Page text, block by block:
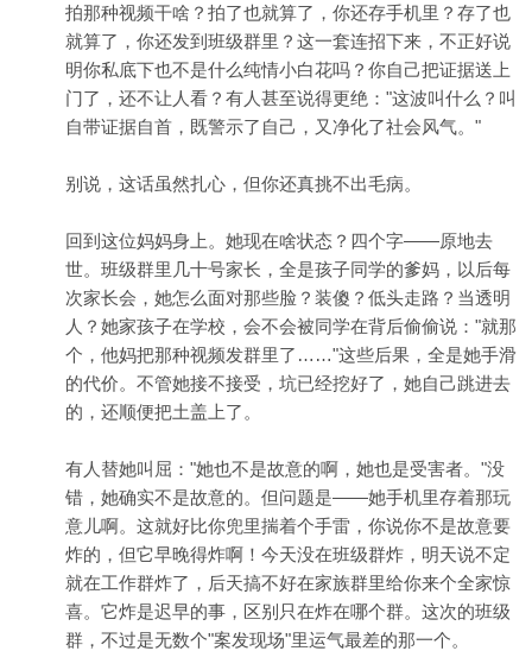
拍那种视频干啥？拍了也就算了，你还存手机里？存了也
就算了，你还发到班级群里？这一套连招下来，不正好说
明你私底下也不是什么纯情小白花吗？你自己把证据送上
门了，还不让人看？有人甚至说得更绝："这波叫什么？叫
自带证据自首，既警示了自己，又净化了社会风气。"
别说，这话虽然扎心，但你还真挑不出毛病。
回到这位妈妈身上。她现在啥状态？四个字——原地去
世。班级群里几十号家长，全是孩子同学的爹妈，以后每
次家长会，她怎么面对那些脸？装傻？低头走路？当透明
人？她家孩子在学校，会不会被同学在背后偷偷说："就那
个，他妈把那种视频发群里了……"这些后果，全是她手滑
的代价。不管她接不接受，坑已经挖好了，她自己跳进去
的，还顺便把土盖上了。
有人替她叫屈："她也不是故意的啊，她也是受害者。"没
错，她确实不是故意的。但问题是——她手机里存着那玩
意儿啊。这就好比你兜里揣着个手雷，你说你不是故意要
炸的，但它早晚得炸啊！今天没在班级群炸，明天说不定
就在工作群炸了，后天搞不好在家族群里给你来个全家惊
喜。它炸是迟早的事，区别只在炸在哪个群。这次的班级
群，不过是无数个"案发现场"里运气最差的那一个。